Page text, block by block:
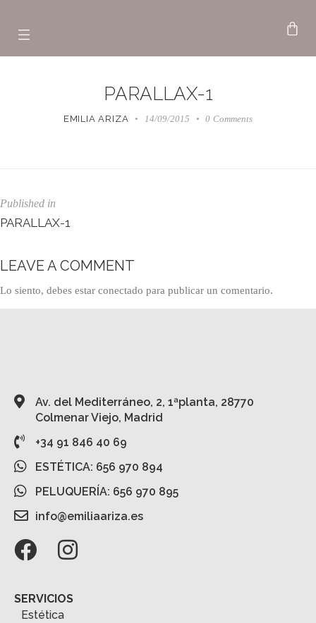
PARALLAX-1
EMILIA ARIZA 14/09/2015 0 Comments
Published in
PARALLAX-1
LEAVE A COMMENT
Lo siento, debes estar conectado para publicar un comentario.
Av. del Mediterráneo, 2, 1ªplanta, 28770
Colmenar Viejo, Madrid
+34 91 846 40 69
ESTÉTICA: 656 970 894
PELUQUERÍA: 656 970 895
info@emiliaariza.es
SERVICIOS
Estética